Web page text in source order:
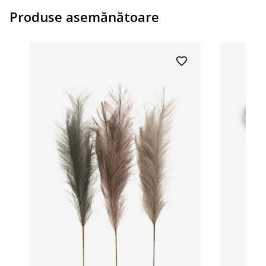
Produse asemănătoare